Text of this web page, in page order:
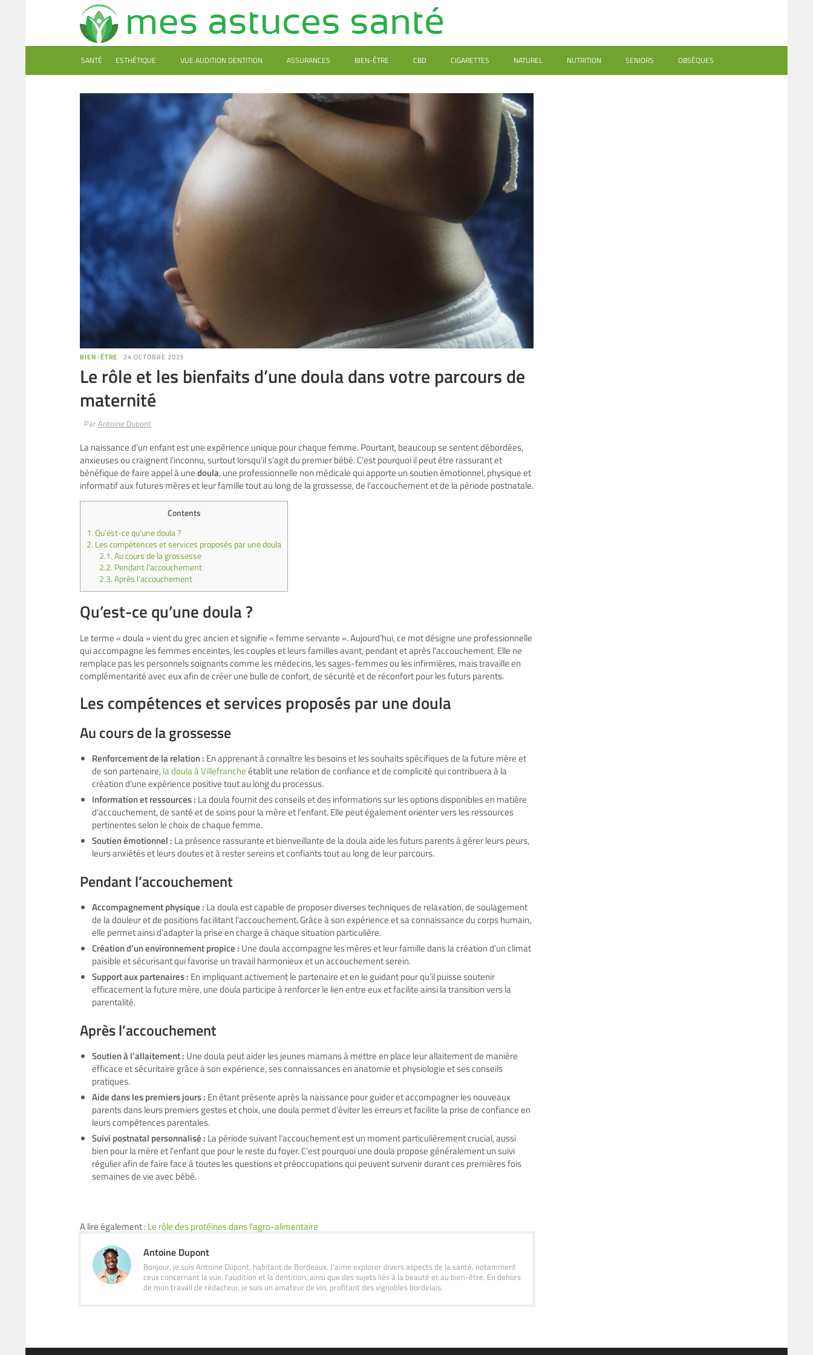
SANTÉ ESTHÉTIQUE VUE AUDITION DENTITION ASSURANCES BIEN-ÊTRE CBD CIGARETTES NATUREL NUTRITION SENIORS OBSÈQUES
BIEN-ÊTRE 24 OCTOBRE 2023
Le rôle et les bienfaits d’une doula dans votre parcours de
maternité
Par Antoine Dupont
La naissance d’un enfant est une expérience unique pour chaque femme. Pourtant, beaucoup se sentent débordées,
anxieuses ou craignent l’inconnu, surtout lorsqu’il s’agit du premier bébé. C’est pourquoi il peut être rassurant et
bénéfique de faire appel à unedoula, une professionnelle non médicale qui apporte un soutien émotionnel, physique et
informatif aux futures mères et leur famille tout au long de la grossesse, de l’accouchement et de la période postnatale.
Contents
1.Qu’est-ce qu’une doula ?
2. Les compétences et services proposés par une doula
2.1.Au cours de la grossesse
2.2. Pendant l’accouchement
2.3.Après l’accouchement
Qu’est-ce qu’une doula ?
Le terme « doula » vient du grec ancien et signifie « femme servante ». Aujourd’hui, ce mot désigne une professionnelle
qui accompagne les femmes enceintes, les couples et leurs familles avant, pendant et après l’accouchement. Elle ne
remplace pas les personnels soignants comme les médecins, les sages-femmes ou les infirmières, mais travaille en
complémentarité avec eux afin de créer une bulle de confort, de sécurité et de réconfort pour les futurs parents.
Les compétences et services proposés par une doula
Au cours de la grossesse
Renforcement de la relation : En apprenant à connaître les besoins et les souhaits spécifiques de la future mère et
de son partenaire,la doula à Villefrancheétablit une relation de confiance et de complicité qui contribuera à la
création d’une expérience positive tout au long du processus.
Information et ressources : La doula fournit des conseils et des informations sur les options disponibles en matière
d’accouchement, de santé et de soins pour la mère et l’enfant. Elle peut également orienter vers les ressources
pertinentes selon le choix de chaque femme.
Soutien émotionnel : La présence rassurante et bienveillante de la doula aide les futurs parents à gérer leurs peurs,
leurs anxiétés et leurs doutes et à rester sereins et confiants tout au long de leur parcours.
Pendant l’accouchement
Accompagnement physique : La doula est capable de proposer diverses techniques de relaxation, de soulagement
de la douleur et de positions facilitant l’accouchement. Grâce à son expérience et sa connaissance du corps humain,
elle permet ainsi d’adapter la prise en charge à chaque situation particulière.
Création d’un environnement propice : Une doula accompagne les mères et leur famille dans la création d’un climat
paisible et sécurisant qui favorise un travail harmonieux et un accouchement serein.
Support aux partenaires : En impliquant activement le partenaire et en le guidant pour qu’il puisse soutenir
efficacement la future mère, une doula participe à renforcer le lien entre eux et facilite ainsi la transition vers la
parentalité.
Après l’accouchement
Soutien à l’allaitement : Une doula peut aider les jeunes mamans à mettre en place leur allaitement de manière
efficace et sécuritaire grâce à son expérience, ses connaissances en anatomie et physiologie et ses conseils
pratiques.
Aide dans les premiers jours : En étant présente après la naissance pour guider et accompagner les nouveaux
parents dans leurs premiers gestes et choix, une doula permet d’éviter les erreurs et facilite la prise de confiance en
leurs compétences parentales.
Suivi postnatal personnalisé : La période suivant l’accouchement est un moment particulièrement crucial, aussi
bien pour la mère et l’enfant que pour le reste du foyer. C’est pourquoi une doula propose généralement un suivi
régulier afin de faire face à toutes les questions et préoccupations qui peuvent survenir durant ces premières fois
semaines de vie avec bébé.
A lire également :Le rôle des protéines dans l’agro-alimentaire
Antoine Dupont
Bonjour, je suis Antoine Dupont, habitant de Bordeaux. J'aime explorer divers aspects de la santé, notamment
ceux concernant la vue, l'audition et la dentition, ainsi que des sujets liés à la beauté et au bien-être. En dehors
de mon travail de rédacteur, je suis un amateur de vin, profitant des vignobles bordelais.